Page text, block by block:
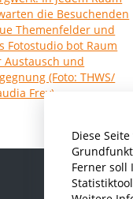
Diese
Ferner soll